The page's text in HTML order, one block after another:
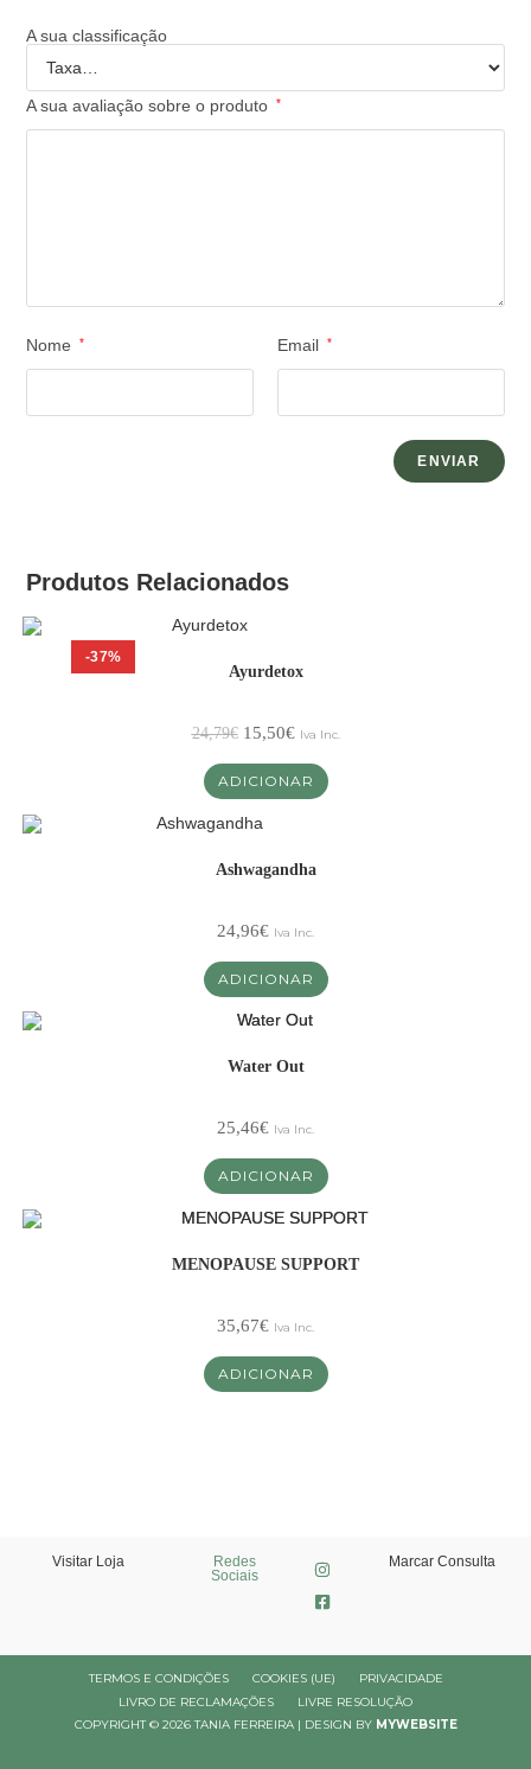
A sua classificação
A sua avaliação sobre o produto *
Nome * Email *
Produtos Relacionados
-37%
Ayurdetox
24,79€ 15,50€ Iva Inc.
ADICIONAR
Ashwagandha
24,96€ Iva Inc.
ADICIONAR
Water Out
25,46€ Iva Inc.
ADICIONAR
MENOPAUSE SUPPORT
35,67€ Iva Inc.
ADICIONAR
Visitar Loja
Redes
Sociais
Marcar Consulta
COPYRIGHT © 2026 TANIA FERREIRA | DESIGN BY MYWEBSITE
TERMOS E CONDIÇÕES COOKIES (UE)
PRIVACIDADE
LIVRO DE RECLAMAÇÕES
LIVRE RESOLUÇÃO